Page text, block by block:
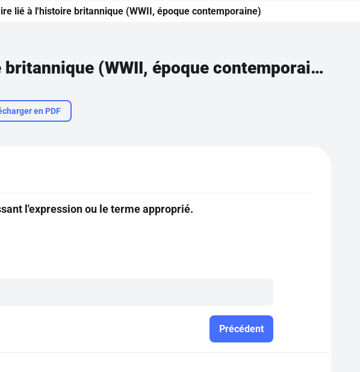
lié à l'histoire britannique (WWII, époque contemporaine)
Connaître le vocabulaire lié à l'histoire britannique (WWII, époque contemporaine)
en PDF
l'expression ou le terme approprié.
Précédent